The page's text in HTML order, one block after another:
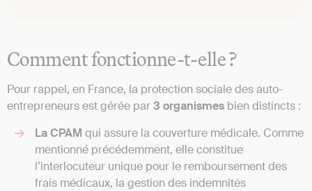
Comment fonctionne-t-elle ?
Pour rappel, en France, la protection sociale des auto-
entrepreneurs est gérée par3 organismes bien distincts :
La CPAMqui assure la couverture médicale. Comme
mentionné précédemment, elle constitue
l’interlocuteur unique pour le remboursement des
frais médicaux, la gestion des indemnités